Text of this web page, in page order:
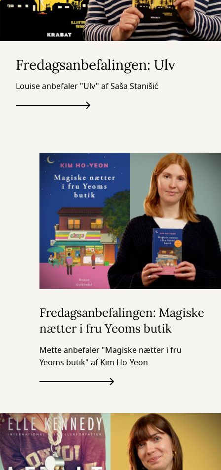
Fredagsanbefalingen: Ulv
Louise anbefaler "Ulv" af Saša Stanišić
Fredagsanbefalingen: Magiske
nætter i fru Yeoms butik
Mette anbefaler "Magiske nætter i fru
Yeoms butik" af Kim Ho-Yeon